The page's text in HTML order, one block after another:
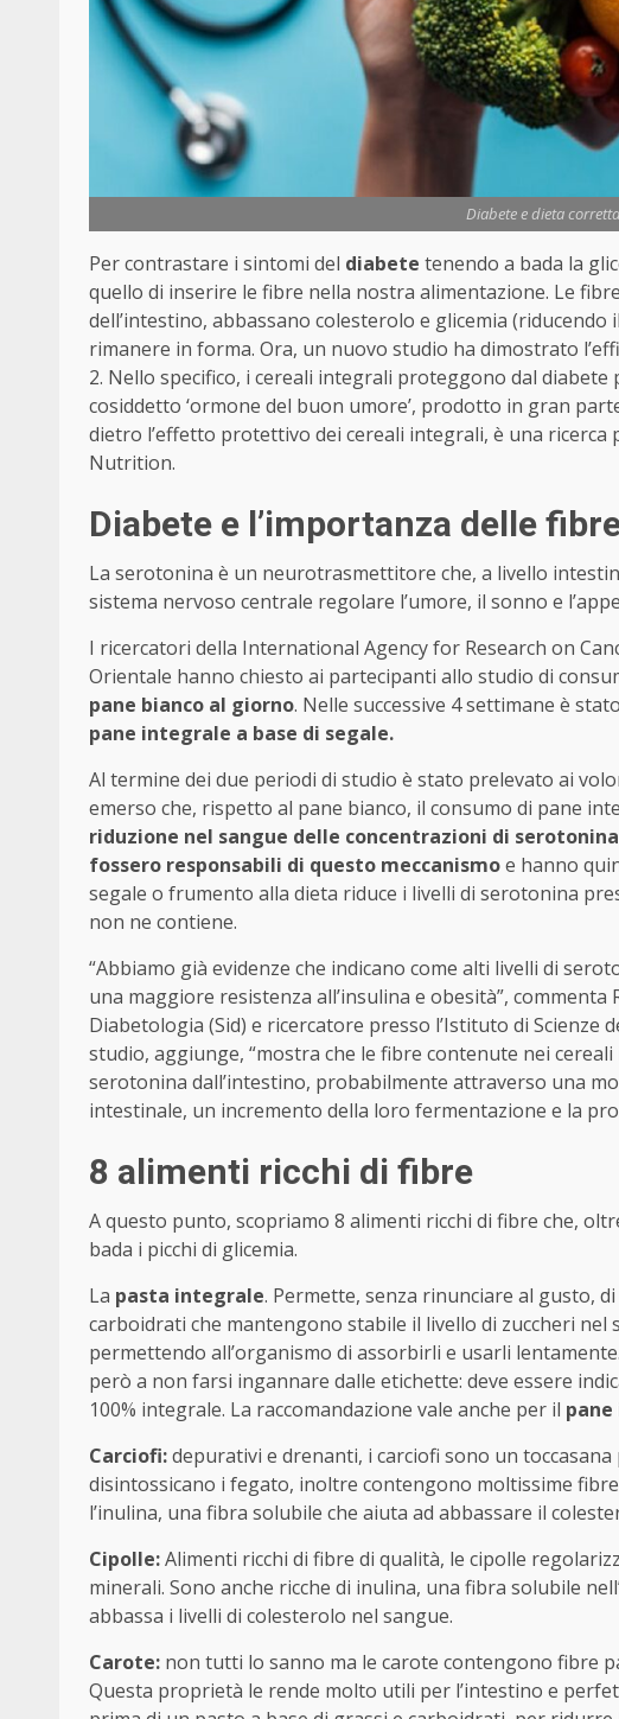
Diabete e dieta
Per contrastare i sintomi del diabete tenendo a bada la
quello di inserire le fibre nella nostra alimentazione. Le
dell’intestino, abbassano colesterolo e glicemia
rimanere in forma. Ora, un nuovo studio ha dimostrato
2. Nello specifico, i cereali integrali proteggono dal
cosiddetto ‘ormone del buon umore’, prodotto in gran
dietro l’effetto protettivo dei cereali integrali, è una ricerca
Nutrition.
Diabete e l’importanza delle
La serotonina è un neurotrasmettitore che, a livello
sistema nervoso centrale regolare l’umore, il sonno e
I ricercatori della International Agency for Research on
Orientale hanno chiesto ai partecipanti allo studio di
pane bianco al giorno. Nelle successive 4 settimane è
pane integrale a base di segale.
Al termine dei due periodi di studio è stato prelevato ai
emerso che, rispetto al pane bianco, il consumo di pane
riduzione nel sangue delle concentrazioni di serotonina
fossero responsabili di questo meccanismoe hanno
segale o frumento alla dieta riduce i livelli di serotonina
non ne contiene.
“Abbiamo già evidenze che indicano come alti livelli di
una maggiore resistenza all’insulina e obesità”, commenta
Diabetologia (Sid) e ricercatore presso l’Istituto di Scienze
studio, aggiunge, “mostra che le fibre contenute nei
serotonina dall’intestino, probabilmente attraverso una
intestinale, un incremento della loro fermentazione e la
8 alimenti ricchi di fibre
A questo punto, scopriamo 8 alimenti ricchi di fibre che,
bada i picchi di glicemia.
La pasta integrale. Permette, senza rinunciare al gusto,
carboidrati che mantengono stabile il livello di zuccheri
permettendo all’organismo di assorbirli e usarli
però a non farsi ingannare dalle etichette: deve essere
100% integrale. La raccomandazione vale anche per il
Carciofi:depurativi e drenanti, i carciofi sono un
disintossicano i fegato, inoltre contengono moltissime
l’inulina, una fibra solubile che aiuta ad abbassare il
Cipolle:Alimenti ricchi di fibre di qualità, le cipolle
minerali. Sono anche ricche di inulina, una fibra solubile
abbassa i livelli di colesterolo nel sangue.
Carote: non tutti lo sanno ma le carote contengono fibre
Questa proprietà le rende molto utili per l’intestino e